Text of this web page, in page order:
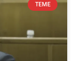
TEME